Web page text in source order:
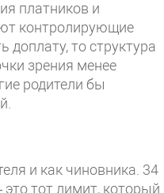
платников и
контролирующие
то структура
зрения менее
родители бы
и как чиновника. 34
это тот лимит, который